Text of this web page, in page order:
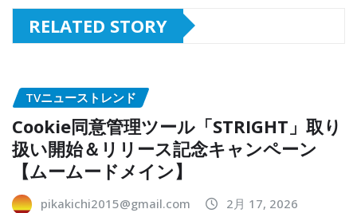
RELATED STORY
TVニューストレンド
Cookie同意管理ツール「STRIGHT」取り
扱い開始＆リリース記念キャンペーン
【ムームードメイン】
pikakichi2015@gmail.com 2月 17, 2026